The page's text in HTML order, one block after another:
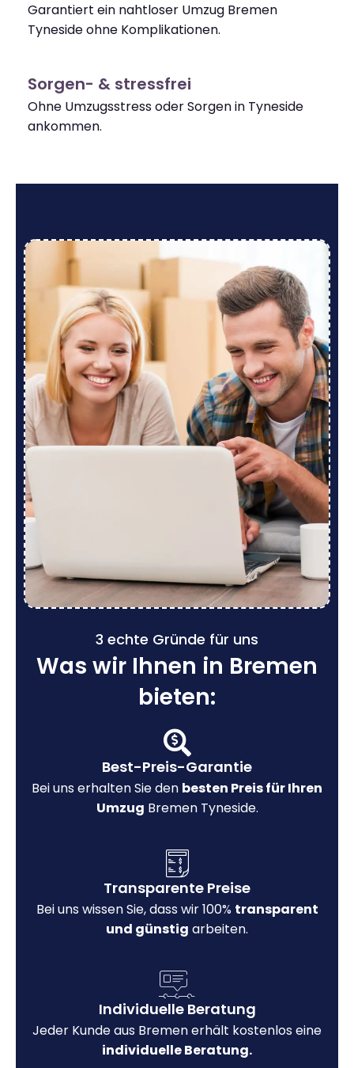
Garantiert ein nahtloser Umzug Bremen
Tyneside ohne Komplikationen.
Sorgen- & stressfrei
Ohne Umzugsstress oder Sorgen in Tyneside
ankommen.
3 echte Gründe für uns
Was wir Ihnen in Bremen
bieten:
Best-Preis-Garantie
Bei uns erhalten Sie den besten Preis für Ihren
Umzug Bremen Tyneside.
Transparente Preise
Bei uns wissen Sie, dass wir 100% transparent
und günstig arbeiten.
Individuelle Beratung
Jeder Kunde aus Bremen erhält kostenlos eine
individuelle Beratung.